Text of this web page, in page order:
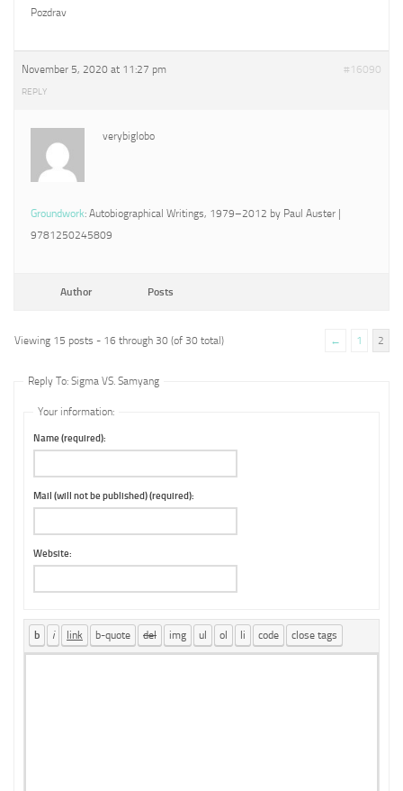
Pozdrav
November 5, 2020 at 11:27 pm #16090
REPLY
verybiglobo
Groundwork: Autobiographical Writings, 1979–2012 by Paul Auster |
9781250245809
Author Posts
Viewing 15 posts - 16 through 30 (of 30 total) ← 1 2
Reply To: Sigma VS. Samyang
Your information:
Name (required):
Mail (will not be published) (required):
Website: